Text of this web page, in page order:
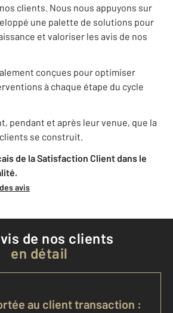
clients. Nous nous appuyons sur
une palette de solutions pour
et valoriser les avis de nos
conçues pour optimiser
à chaque étape du cycle
pendant et après leur venue, que la
se construit.
de la Satisfaction Client dans le
avis
de nos clients
en détail
au client transaction :